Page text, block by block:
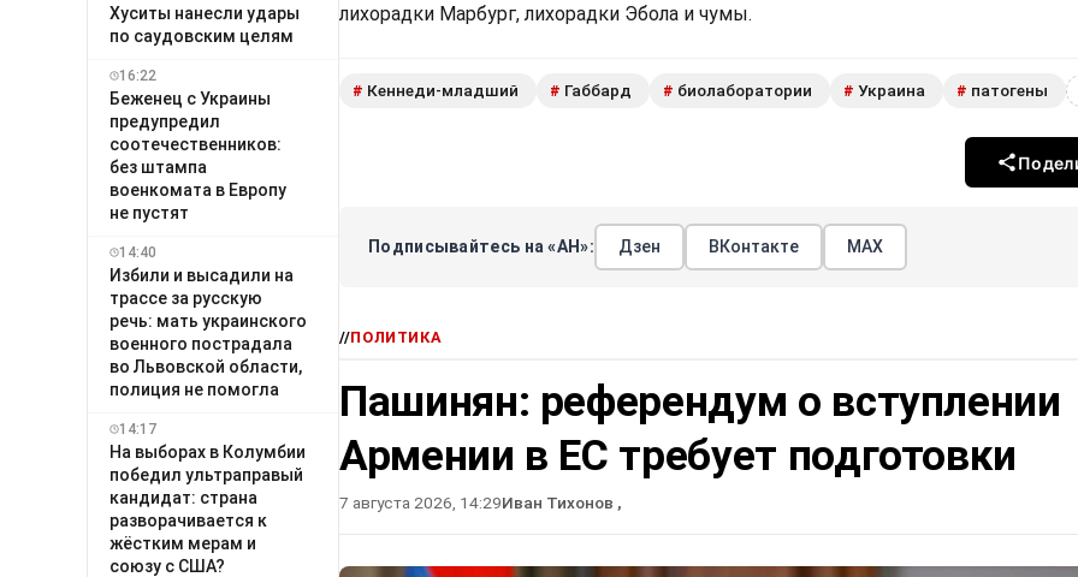
Хуситы нанесли удары
по саудовским целям
16:22
Беженец с Украины
предупредил
соотечественников:
без штампа
военкомата в Европу
не пустят
14:40
Избили и высадили на
трассе за русскую
речь: мать украинского
военного пострадала
во Львовской области,
полиция не помогла
14:17
На выборах в Колумбии
победил ультраправый
кандидат: страна
разворачивается к
жёстким мерам и
союзу с США?
лихорадки Марбург, лихорадки Эбола и чумы.
# Кеннеди-младший # Габбард # биолаборатории # Украина # патогены
Подписывайтесь на «АН»: Дзен ВКонтакте МАХ
//ПОЛИТИКА
Пашинян: референдум о вступлении
Армении в ЕС требует подготовки
7 августа 2026, 14:29Иван Тихонов ,